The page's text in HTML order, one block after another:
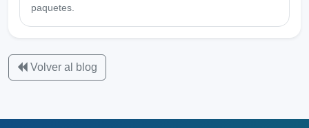
paquetes.
Volver al blog